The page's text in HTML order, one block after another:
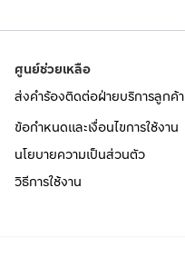
ศูนย์ช่วยเหลือ
ส่งคำร้องติดต่อฝ่ายบริการลูกค้า
ข้อกำหนดและเงื่อนไขการใช้งาน
นโยบายความเป็นส่วนตัว
วิธีการใช้งาน